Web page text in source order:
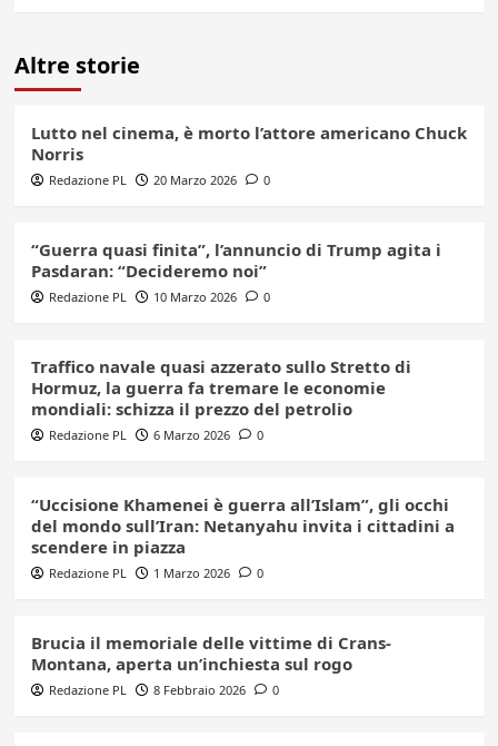
Altre storie
Lutto nel cinema, è morto l’attore americano Chuck
Norris
Redazione PL 20 Marzo 2026 0
“Guerra quasi finita”, l’annuncio di Trump agita i
Pasdaran: “Decideremo noi”
Redazione PL 10 Marzo 2026 0
Traffico navale quasi azzerato sullo Stretto di
Hormuz, la guerra fa tremare le economie
mondiali: schizza il prezzo del petrolio
Redazione PL 6 Marzo 2026 0
“Uccisione Khamenei è guerra all’Islam”, gli occhi
del mondo sull’Iran: Netanyahu invita i cittadini a
scendere in piazza
Redazione PL 1 Marzo 2026 0
Brucia il memoriale delle vittime di Crans-
Montana, aperta un’inchiesta sul rogo
Redazione PL 8 Febbraio 2026 0